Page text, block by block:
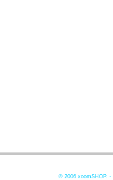
© 2006 xoomSHOP. -